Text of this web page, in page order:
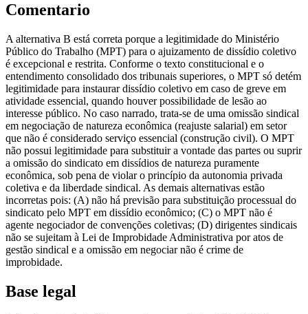
Comentario
A alternativa B está correta porque a legitimidade do Ministério
Público do Trabalho (MPT) para o ajuizamento de dissídio coletivo
é excepcional e restrita. Conforme o texto constitucional e o
entendimento consolidado dos tribunais superiores, o MPT só detém
legitimidade para instaurar dissídio coletivo em caso de greve em
atividade essencial, quando houver possibilidade de lesão ao
interesse público. No caso narrado, trata-se de uma omissão sindical
em negociação de natureza econômica (reajuste salarial) em setor
que não é considerado serviço essencial (construção civil). O MPT
não possui legitimidade para substituir a vontade das partes ou suprir
a omissão do sindicato em dissídios de natureza puramente
econômica, sob pena de violar o princípio da autonomia privada
coletiva e da liberdade sindical. As demais alternativas estão
incorretas pois: (A) não há previsão para substituição processual do
sindicato pelo MPT em dissídio econômico; (C) o MPT não é
agente negociador de convenções coletivas; (D) dirigentes sindicais
não se sujeitam à Lei de Improbidade Administrativa por atos de
gestão sindical e a omissão em negociar não é crime de
improbidade.
Base legal